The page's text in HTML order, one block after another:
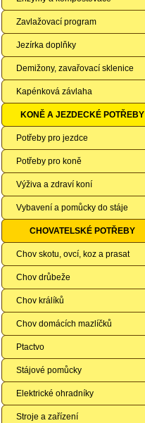
Zavlažovací program
Jezírka doplňky
Demižony, zavařovací sklenice
Kapénková závlaha
KONĚ A JEZDECKÉ POTŘEBY
Potřeby pro jezdce
Potřeby pro koně
Výživa a zdraví koní
Vybavení a pomůcky do stáje
CHOVATELSKÉ POTŘEBY
Chov skotu, ovcí, koz a prasat
Chov drůbeže
Chov králíků
Chov domácích mazlíčků
Ptactvo
Stájové pomůcky
Elektrické ohradníky
Stroje a zařízení